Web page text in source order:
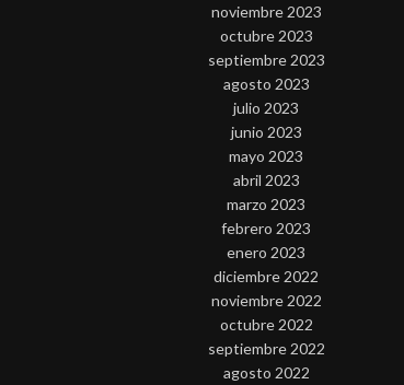
noviembre 2023
octubre 2023
septiembre 2023
agosto 2023
julio 2023
junio 2023
mayo 2023
abril 2023
marzo 2023
febrero 2023
enero 2023
diciembre 2022
noviembre 2022
octubre 2022
septiembre 2022
agosto 2022